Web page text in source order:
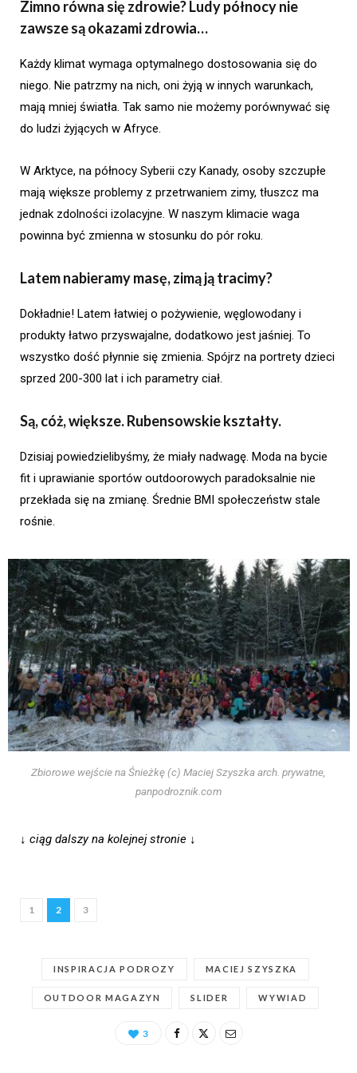
Zimno równa się zdrowie? Ludy północy nie
zawsze są okazami zdrowia…
Każdy klimat wymaga optymalnego dostosowania się do
niego. Nie patrzmy na nich, oni żyją w innych warunkach,
mają mniej światła. Tak samo nie możemy porównywać się
do ludzi żyjących w Afryce.
W Arktyce, na północy Syberii czy Kanady, osoby szczupłe
mają większe problemy z przetrwaniem zimy, tłuszcz ma
jednak zdolności izolacyjne. W naszym klimacie waga
powinna być zmienna w stosunku do pór roku.
Latem nabieramy masę, zimą ją tracimy?
Dokładnie! Latem łatwiej o pożywienie, węglowodany i
produkty łatwo przyswajalne, dodatkowo jest jaśniej. To
wszystko dość płynnie się zmienia. Spójrz na portrety dzieci
sprzed 200-300 lat i ich parametry ciał.
Są, cóż, większe. Rubensowskie kształty.
Dzisiaj powiedzielibyśmy, że miały nadwagę. Moda na bycie
fit i uprawianie sportów outdoorowych paradoksalnie nie
przekłada się na zmianę. Średnie BMI społeczeństw stale
rośnie.
Zbiorowe wejście na Śnieżkę (c) Maciej Szyszka arch. prywatne,
panpodroznik.com
↓ ciąg dalszy na kolejnej stronie ↓
1 2 3
INSPIRACJA PODROZY MACIEJ SZYSZKA
OUTDOOR MAGAZYN SLIDER WYWIAD
3